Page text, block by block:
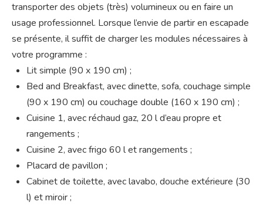
transporter des objets (très) volumineux ou en faire un
usage professionnel. Lorsque l’envie de partir en escapade
se présente, il suffit de charger les modules nécessaires à
votre programme :
Lit simple (90 x 190 cm) ;
Bed and Breakfast, avec dinette, sofa, couchage simple
(90 x 190 cm) ou couchage double (160 x 190 cm) ;
Cuisine 1, avec réchaud gaz, 20 l d’eau propre et
rangements ;
Cuisine 2, avec frigo 60 l et rangements ;
Placard de pavillon ;
Cabinet de toilette, avec lavabo, douche extérieure (30
l) et miroir ;